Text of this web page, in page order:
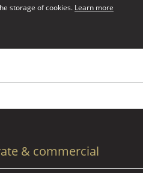
storage of cookies. Learn more
& commercial